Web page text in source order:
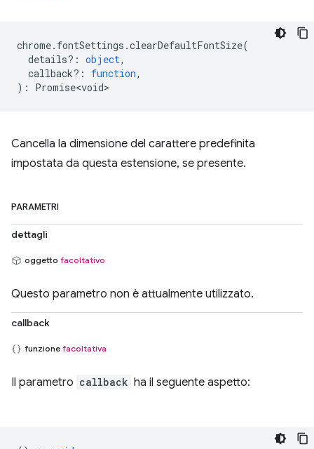
chrome. fontSettings .clearDefaultFontSize(
details? : object,
callback? : function,
) : Promise<void>
Cancella la dimensione del carattere predefinita
impostata da questa estensione, se presente.
PARAMETRI
dettagli
oggetto facoltativo
Questo parametro non è attualmente utilizzato.
callback
funzione facoltativa
Il parametro callback ha il seguente aspetto: